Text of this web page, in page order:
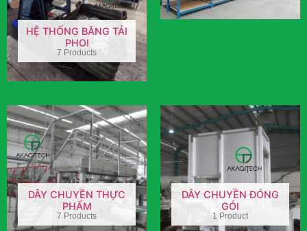
HỆ THỐNG BĂNG TẢI
PHOI
7 Products
DÂY CHUYỀN THỰC
PHẨM
7 Products
DÂY CHUYỀN ĐÓNG
GÓI
1 Product